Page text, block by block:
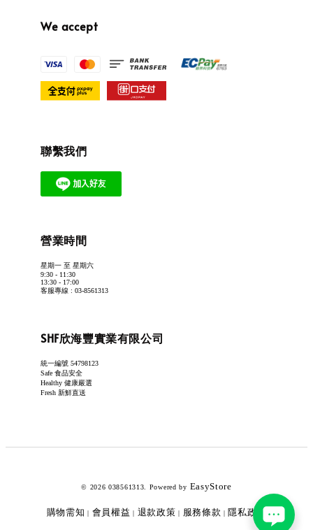
We accept
聯繫我們
營業時間
星期一 至 星期六
9:30 - 11:30
13:30 - 17:00
客服專線 : 03-8561313
SHF欣海豐實業有限公司
統一編號 54798123
Safe 食品安全
Healthy 健康嚴選
Fresh 新鮮直送
© 2026 038561313. Powered by EasyStore
購物需知 | 會員權益 | 退款政策 | 服務條款 | 隱私政策